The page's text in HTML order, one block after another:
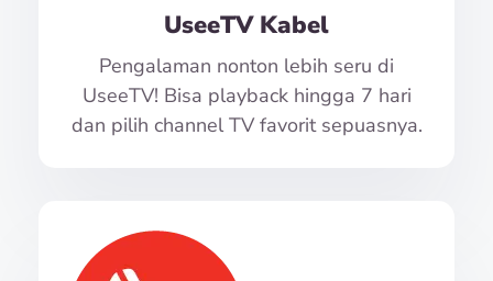
UseeTV Kabel
Pengalaman nonton lebih seru di
UseeTV! Bisa playback hingga 7 hari
dan pilih channel TV favorit sepuasnya.